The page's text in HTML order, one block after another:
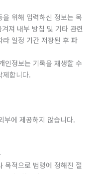
위해 입력하신 정보는 목
져 내부 방침 및 기타 관련
라 일정 기간 저장된 후 파
인정보는 기록을 재생할 수
제합니다.
부에 제공하지 않습니다.
목적으로 법령에 정해진 절